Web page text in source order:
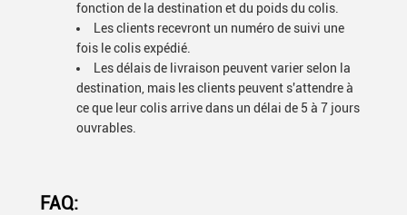
fonction de la destination et du poids du colis.
Les clients recevront un numéro de suivi une
fois le colis expédié.
Les délais de livraison peuvent varier selon la
destination, mais les clients peuvent s'attendre à
ce que leur colis arrive dans un délai de 5 à 7 jours
ouvrables.
FAQ: